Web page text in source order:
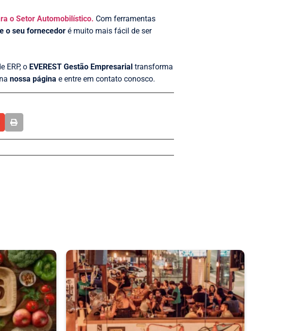
o Setor Automobilístico. Com ferramentas
o seu fornecedor é muito mais fácil de ser
ERP, o EVEREST Gestão Empresarial transforma
nossa página e entre em contato conosco.